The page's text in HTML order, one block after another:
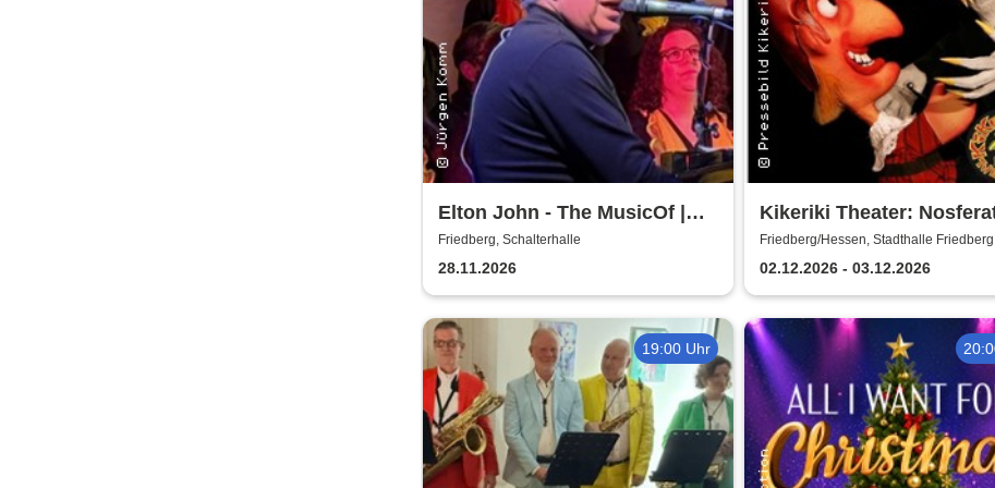
Elton John - The MusicOf |
Schalterhalle
Friedberg, Schalterhalle
28.11.2026
Kikeriki Theater:
eine Ironie des Grauens!
Friedberg/Hessen, Stadthalle Friedberg
02.12.2026 - 03.12.2026
19:00 Uhr